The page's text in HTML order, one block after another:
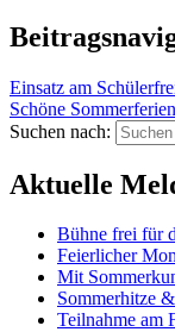
Einsatz am
Schöne
Suchen nach:
Aktuelle
Bühne frei für
Feierlicher
Mit
Sommerhitze
Teilnahme am